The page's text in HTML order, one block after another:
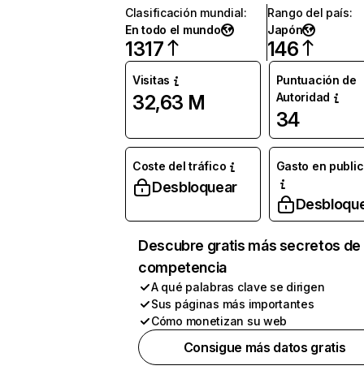
Clasificación mundial:
En todo el mundo
1317
Rango del país:
Japón
146
Visitas
32,63 M
Puntuación de
Autoridad
34
Coste del tráfico
Desbloquear
Gasto en
Descubre gratis más secretos de
competencia
A qué palabras clave se dirigen
Sus páginas más importantes
Cómo monetizan su web
Consigue más datos gratis